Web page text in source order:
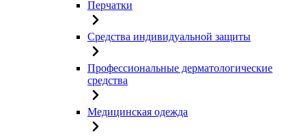
Перчатки
Средства индивидуальной защиты
Профессиональные дерматологические
средства
Медицинская одежда